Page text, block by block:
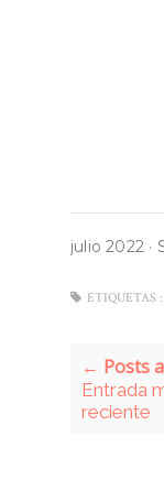
julio 2022 ·
ETIQUETAS :
← Posts
Entrada
reciente